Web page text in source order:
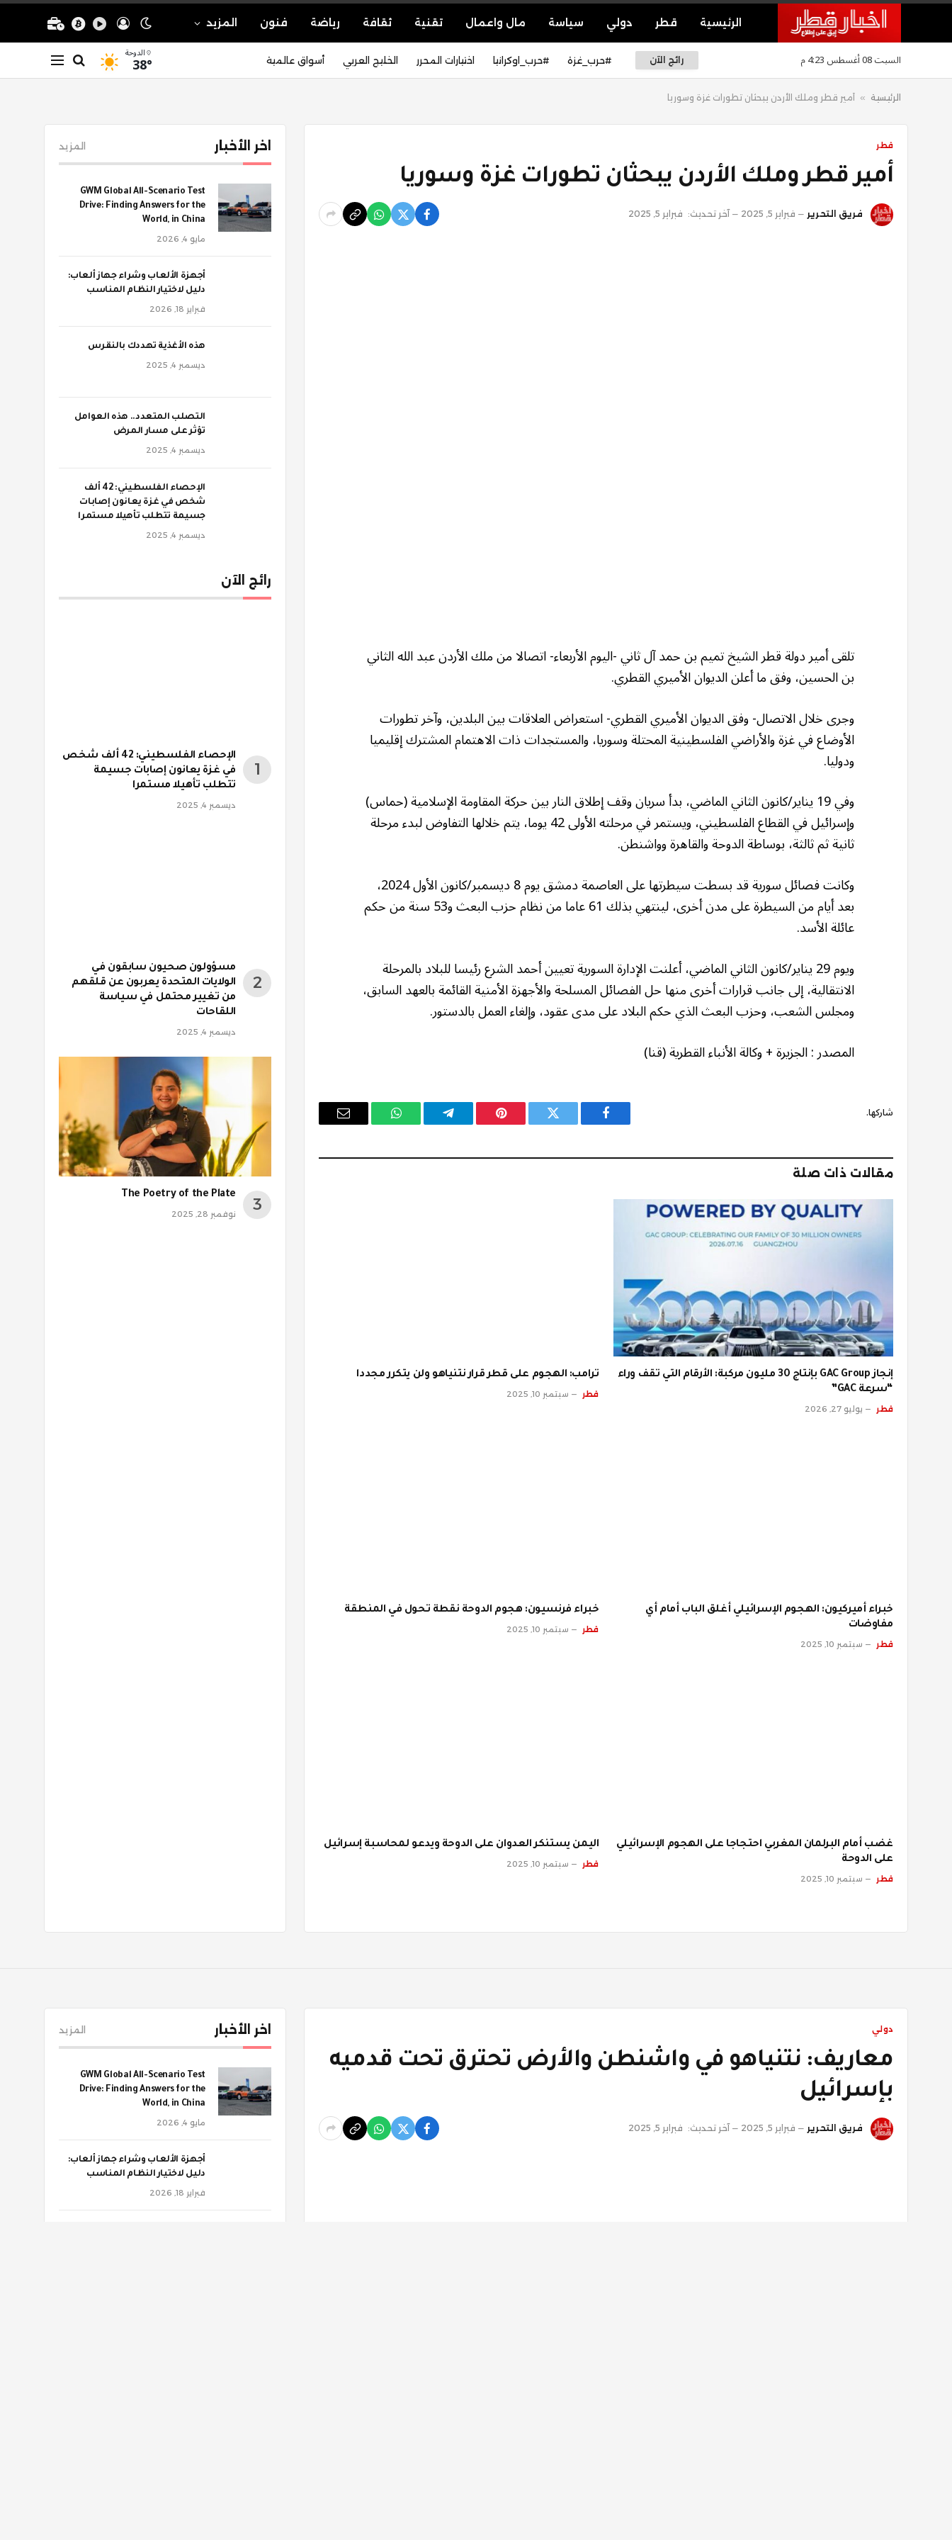
الرئيسية قطر دولي سياسة مال واعمال تقنية ثقافة رياضة فنون المزيد
السبت 08 أغسطس 4:23 م رائج الآن #حرب_غزة #حرب_اوكرانيا اختيارات المحرر الخليج العربي أسواق عالمية الدوحة
38°
الرئيسية » أمير قطر وملك الأردن يبحثان تطورات غزة وسوريا
قطر
أمير قطر وملك الأردن يبحثان تطورات غزة وسوريا
فريق التحرير فبراير 5, 2025 آخر تحديث: فبراير 5, 2025
تلقى أمير دولة قطر الشيخ تميم بن حمد آل ثاني -اليوم الأربعاء- اتصالا من ملك الأردن عبد الله الثاني
بن الحسين، وفق ما أعلن الديوان الأميري القطري.
وجرى خلال الاتصال- وفق الديوان الأميري القطري- استعراض العلاقات بين البلدين، وآخر تطورات
الأوضاع في غزة والأراضي الفلسطينية المحتلة وسوريا، والمستجدات ذات الاهتمام المشترك إقليميا
ودوليا.
وفي 19 يناير/كانون الثاني الماضي، بدأ سريان وقف إطلاق النار بين حركة المقاومة الإسلامية (حماس)
وإسرائيل في القطاع الفلسطيني، ويستمر في مرحلته الأولى 42 يوما، يتم خلالها التفاوض لبدء مرحلة
ثانية ثم ثالثة، بوساطة الدوحة والقاهرة وواشنطن.
وكانت فصائل سورية قد بسطت سيطرتها على العاصمة دمشق يوم 8 ديسمبر/كانون الأول 2024،
بعد أيام من السيطرة على مدن أخرى، لينتهي بذلك 61 عاما من نظام حزب البعث و53 سنة من حكم
عائلة الأسد.
ويوم 29 يناير/كانون الثاني الماضي، أعلنت الإدارة السورية تعيين أحمد الشرع رئيسا للبلاد بالمرحلة
الانتقالية، إلى جانب قرارات أخرى منها حل الفصائل المسلحة والأجهزة الأمنية القائمة بالعهد السابق،
ومجلس الشعب، وحزب البعث الذي حكم البلاد على مدى عقود، وإلغاء العمل بالدستور.
المصدر:الجزيرة+وكالة الأنباء القطرية (قنا)
شاركها.
فيسبوك تويتر بينتيريستتيلقرام واتساب
البريد
مقالات ذات صلة
إنجاز GAC Group بإنتاج 30 مليون مركبة: الأرقام التي تقف وراء
“سرعة GAC”
قطر يوليو 27, 2026
ترامب: الهجوم على قطر قرار نتنياهو ولن يتكرر مجددا
قطر سبتمبر 10, 2025
خبراء أميركيون: الهجوم الإسرائيلي أغلق الباب أمام أي
مفاوضات
قطر سبتمبر 10, 2025
خبراء فرنسيون: هجوم الدوحة نقطة تحول في المنطقة
قطر سبتمبر 10, 2025
غضب أمام البرلمان المغربي احتجاجا على الهجوم الإسرائيلي
على الدوحة
قطر سبتمبر 10, 2025
اليمن يستنكر العدوان على الدوحة ويدعو لمحاسبة إسرائيل
قطر سبتمبر 10, 2025
اخر الأخبار المزيد
GWM Global All-Scenario Test
Drive: Finding Answers for the
World, in China
مايو 4, 2026
أجهزة الألعاب وشراء جهاز ألعاب:
دليل لاختيار النظام المناسب
فبراير 18, 2026
‫هذه الأغذية تهددك بالنقرس
ديسمبر 4, 2025
‫التصلب المتعدد.. هذه العوامل
تؤثر على مسار المرض
ديسمبر 4, 2025
الإحصاء الفلسطيني: 42 ألف
شخص في غزة يعانون إصابات
جسيمة تتطلب تأهيلا مستمرا
ديسمبر 4, 2025
رائج الآن
الإحصاء الفلسطيني: 42 ألف شخص
في غزة يعانون إصابات جسيمة
تتطلب تأهيلا مستمرا
ديسمبر 4, 2025
مسؤولون صحيون سابقون في
الولايات المتحدة يعربون عن قلقهم
من تغيير محتمل في سياسة
اللقاحات
ديسمبر 4, 2025
The Poetry of the Plate
نوفمبر 28, 2025
دولي
معاريف: نتنياهو في واشنطن والأرض تحترق تحت قدميه
بإسرائيل
فريق التحرير فبراير 5, 2025 آخر تحديث: فبراير 5, 2025
اخر الأخبار المزيد
GWM Global All-Scenario Test
Drive: Finding Answers for the
World, in China
مايو 4, 2026
أجهزة الألعاب وشراء جهاز ألعاب:
دليل لاختيار النظام المناسب
فبراير 18, 2026